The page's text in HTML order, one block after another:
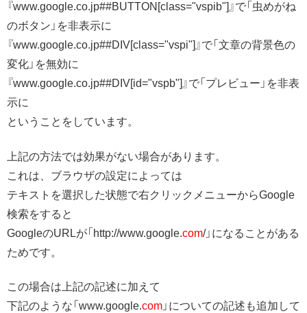
『www.google.co.jp##BUTTON[class="vspib"]』で「虫めがね
のボタン」を非表示に
『www.google.co.jp##DIV[class="vspi"]』で「文章の背景色の
変化」を無効に
『www.google.co.jp##DIV[id="vspb"]』で「プレビュー」を非表
示に
ということをしています。
上記の方法では効果がない場合があります。
これは、ブラウザの設定によっては
テキストを選択した状態で右クリックメニューからGoogle
検索をすると
GoogleのURLが「http://www.google.com/」になることがある
ためです。
この場合は上記の記述に加えて
下記のような「www.google.com 」についての記述も追加して